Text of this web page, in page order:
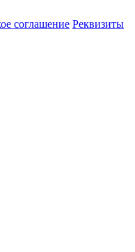
соглашение Реквизиты